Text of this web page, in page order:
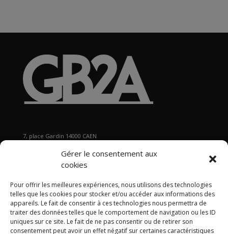
Gérer le consentement aux
cookies
Pour offrir les meilleures expériences, nous utilisons des technologies
telles que les cookies pour stocker et/ou accéder aux informations des
appareils. Le fait de consentir à ces technologies nous permettra de
traiter des données telles que le comportement de navigation ou les ID
uniques sur ce site. Le fait de ne pas consentir ou de retirer son
consentement peut avoir un effet négatif sur certaines caractéristiques
7, place Gardin 14000 CAEN
ecretariat@gb2a.fr
Nos bureaux
Caen • Paris • Marseille Lyon• Nancy • Lille •Bordeaux •
International